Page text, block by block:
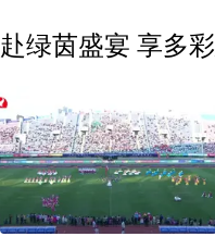
赴绿茵盛宴 享多